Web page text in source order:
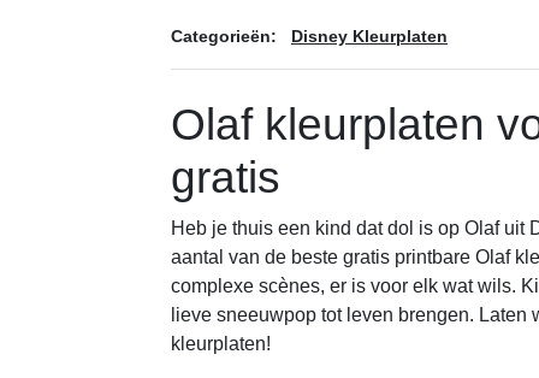
Categorieën: Disney Kleurplaten
Olaf kleurplaten
gratis
Heb je thuis een kind dat dol is op Olaf uit
aantal van de beste gratis printbare Olaf
complexe scènes, er is voor elk wat wils.
lieve sneeuwpop tot leven brengen.
kleurplaten!